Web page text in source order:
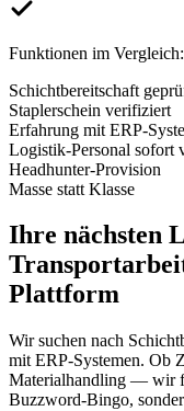
Funktionen im Vergleich:
Schichtbereitschaft
Staplerschein verifiziert
Erfahrung mit ERP-
Logistik-Personal sofort
Headhunter-Provision
Masse statt Klasse
Ihre nächsten
Plattform
Wir suchen nach
mit ERP-Systemen. Ob
Materialhandling — wir
Buzzword-Bingo,